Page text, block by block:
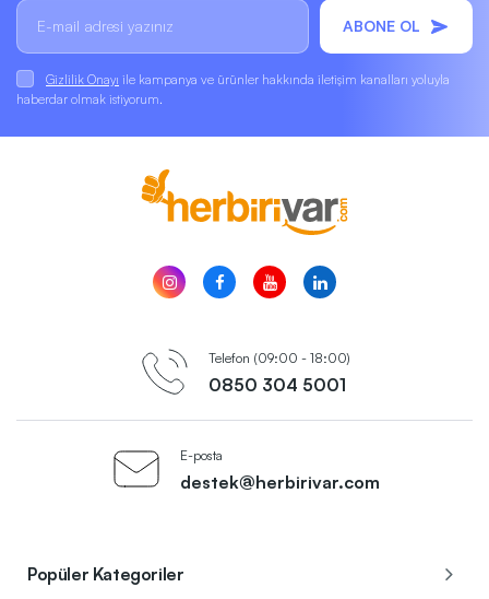
ABONE OL
Gizlilik Onayı ile kampanya ve ürünler hakkında iletişim kanalları yoluyla
haberdar olmak istiyorum.
Telefon (09:00 - 18:00)
0850 304 5001
E-posta
destek@herbirivar.com
Popüler Kategoriler